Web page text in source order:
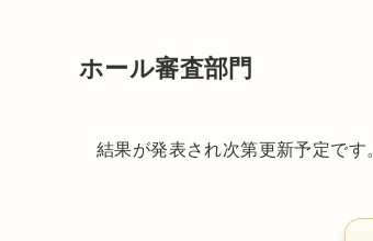
ホール審査部門
結果が発表され次第更新予定です。